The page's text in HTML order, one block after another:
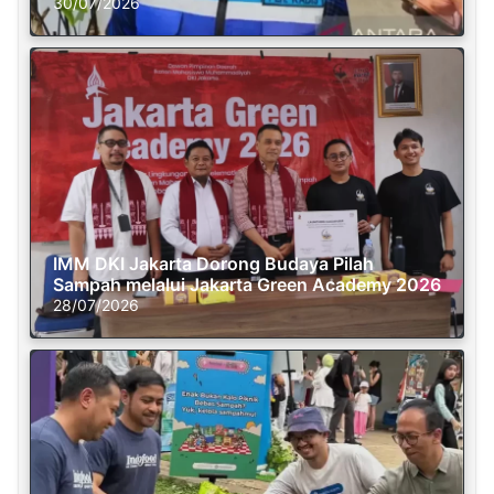
IMM DKI Jakarta Dorong Budaya Pilah
Sampah melalui Jakarta Green Academy 2026
28/07/2026